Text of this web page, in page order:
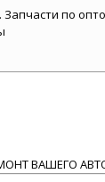
по
ВАШЕГО